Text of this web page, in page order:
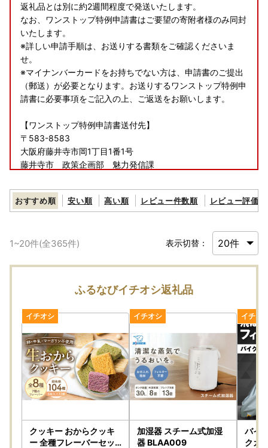
返礼品とは別に約2週間程度で発送いたします。
なお、ワンストップ特例申請書はご要望の寄附者様のみ同封
いたします。
※詳しい申請手順は、お送りする書類をご確認くださいま
せ。
※マイナンバーカードをお持ちでない方は、申請書のご提出
（郵送）が必要となります。お送りするワンストップ特例申
請書に必要事項をご記入の上、ご返送をお願いします。
【ワンストップ特例申請書送付先】
〒583-8583
大阪府藤井寺市岡1丁目1番1号
藤井寺市 政策企画部 魅力発信課
【マイナンバーカードをお持ちでワンストップ申請をご希望
藤井寺市ではワンストップ特例申請を完全オンラインで行え
るサービス「ふるまど」を導入しています。
※※ ワンストップ申請期限日：寄附をした【翌年1月10日】
※※
【返礼品の発送について】
・長期不在などでお受け取りができない期間がある場合は、
備考欄に必ずご入力ください。商品によりご対応が出来かね
る場合もございますのでご注意ください。原則、再送はいた
しかねます
・万が一、返礼品のお届け時に破損や傷みなどの不具合があ
った場合は、速やかに下記記載の『藤井寺市ふるさと納税サ
ポート室』までご連絡ください。
【個人情報の取り扱いについて】
お寄せいただいた個人情報は、寄附金の受付、入金及び返礼
おすすめ順 安い順 高い順 レビュー件数順 レビュー評価順
1~20件(全365件) 表示切替：
ふるなびイチオシ返礼品
クッキー おからクッキ
ー 全種フレーバーセッ
加湿器 スチーム式加湿
器 BLAA009
バイ
クカ